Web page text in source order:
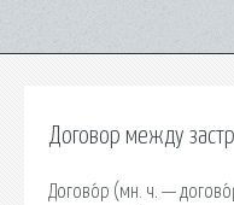
Договор между
Догово́р (мн. ч. —